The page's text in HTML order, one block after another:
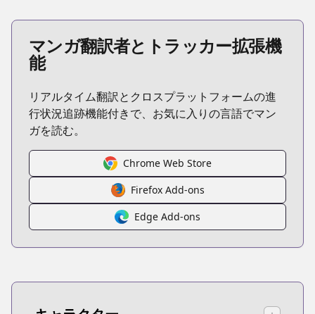
マンガ翻訳者とトラッカー拡張機
能
リアルタイム翻訳とクロスプラットフォームの進
行状況追跡機能付きで、お気に入りの言語でマン
ガを読む。
Chrome Web Store
Firefox Add-ons
Edge Add-ons